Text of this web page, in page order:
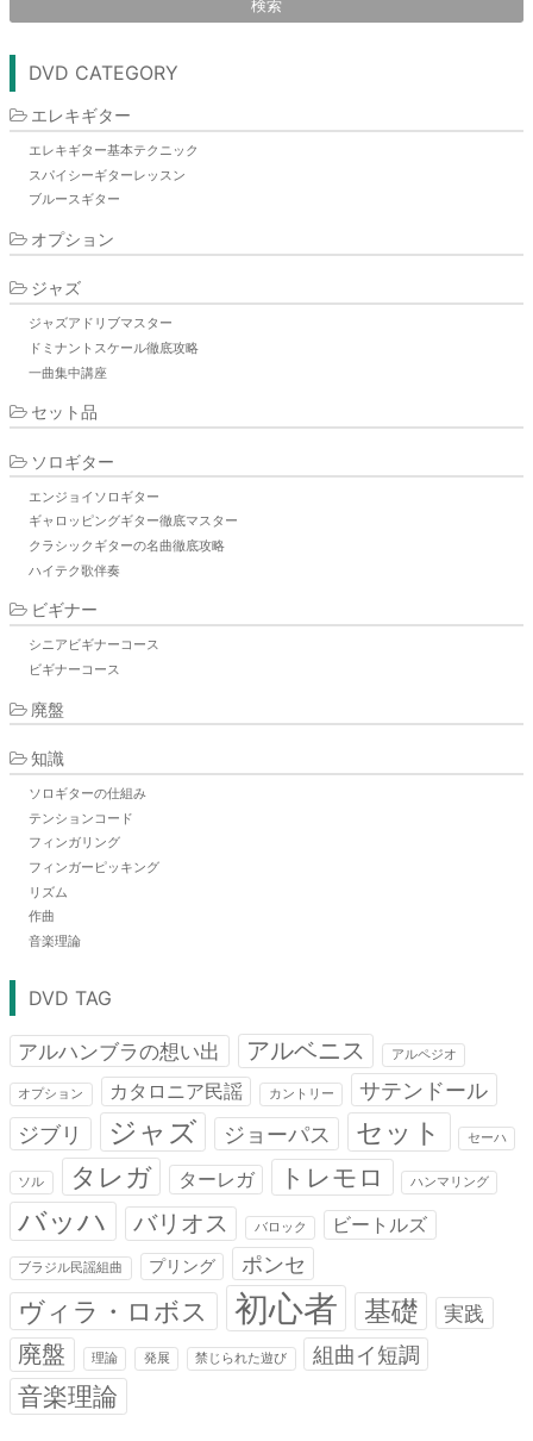
検索
DVD CATEGORY
エレキギター
エレキギター基本テクニック
スパイシーギターレッスン
ブルースギター
オプション
ジャズ
ジャズアドリブマスター
ドミナントスケール徹底攻略
一曲集中講座
セット品
ソロギター
エンジョイソロギター
ギャロッピングギター徹底マスター
クラシックギターの名曲徹底攻略
ハイテク歌伴奏
ビギナー
シニアビギナーコース
ビギナーコース
廃盤
知識
ソロギターの仕組み
テンションコード
フィンガリング
フィンガーピッキング
リズム
作曲
音楽理論
DVD TAG
アルハンブラの想い出 アルベニス アルペジオ
オプション カタロニア民謡 カントリー
サテンドール
ジブリ
ジャズ ジョーパス セット セーハ
ソル タレガ ターレガ トレモロ ハンマリング
バッハ バリオス バロック ビートルズ
ブラジル民謡組曲 プリング ポンセ
ヴィラ・ロボス 初心者 基礎 実践
廃盤 理論 発展 禁じられた遊び 組曲イ短調
音楽理論